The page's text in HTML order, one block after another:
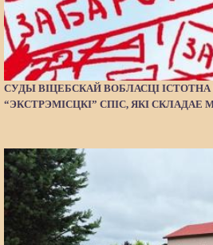
СУДЫ ВІЦЕБСКАЙ ВОБЛАСЦІ
“ЭКСТРЭМІСЦКІ” СПІС, ЯКІ СКЛАДАЕ